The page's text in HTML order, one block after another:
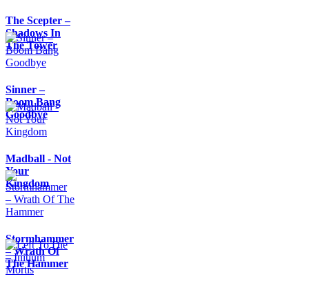
The Scepter –
Shadows In
The Tower
Sinner –
Boom Bang
Goodbye
Madball - Not
Your
Kingdom
Stormhammer
– Wrath Of
The Hammer